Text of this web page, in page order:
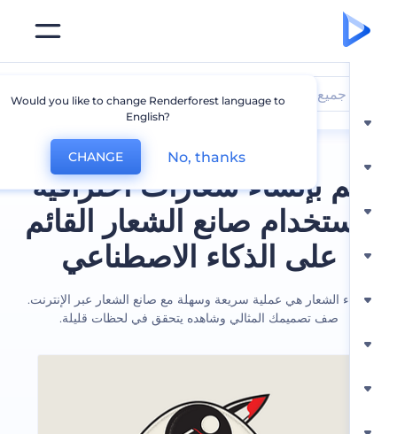
بإنشاء شعارات احترافية
صانع الشعار القائم
على الذكاء الاصطناعي
الشعار هي عملية سريعة وسهلة مع صانع الشعار عبر الإنترنت.
صف تصميمك المثالي وشاهده يتحقق في لحظات قليلة.
جميع الشعاراتWould you like to change Renderforest language to
CHANGE No, thanks